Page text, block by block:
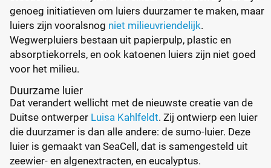
genoeg initiatieven om luiers duurzamer te maken, maar
luiers zijn vooralsnog niet milieuvriendelijk.
Wegwerpluiers bestaan uit papierpulp, plastic en
absorptiekorrels, en ook katoenen luiers zijn niet goed
voor het milieu.
Duurzame luier
Dat verandert wellicht met de nieuwste creatie van de
Duitse ontwerper Luisa Kahlfeldt. Zij ontwierp een luier
die duurzamer is dan alle andere: de sumo-luier. Deze
luier is gemaakt van SeaCell, dat is samengesteld uit
zeewier- en algenextracten, en eucalyptus.